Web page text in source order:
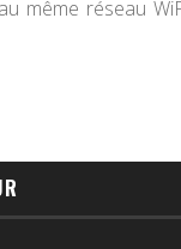
même réseau